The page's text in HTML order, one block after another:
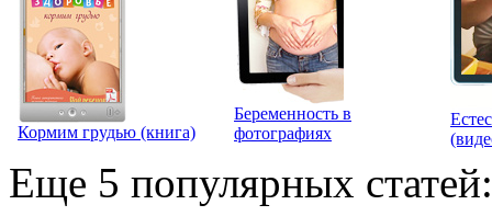
Кормим грудью (книга)
Беременность в
фотографиях
Еще 5 популярных статей: